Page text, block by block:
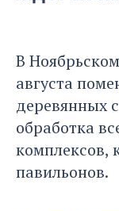
В
августа
деревянных
обработка
комплексов,
павильонов.